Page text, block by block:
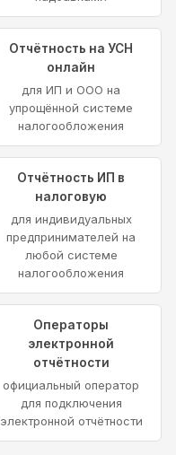
Отчётность на УСН
онлайн
для ИП и ООО на
упрощённой системе
налогообложения
Отчётность ИП в
налоговую
для индивидуальных
предпринимателей на
любой системе
налогообложения
Операторы
электронной
отчётности
официальный оператор
для подключения
электронной отчётности